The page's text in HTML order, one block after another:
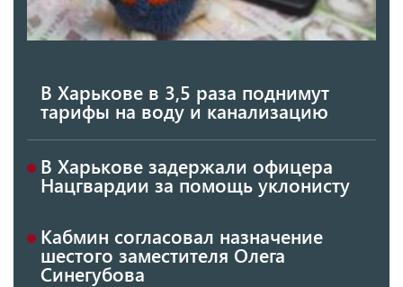
В Харькове в 3,5 раза поднимут
тарифы на воду и канализацию
В Харькове задержали офицера
Нацгвардии за помощь уклонисту
Кабмин согласовал назначение
шестого заместителя Олега
Синегубова